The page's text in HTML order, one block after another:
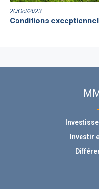
20/Oct/2023
Conditions
Investir